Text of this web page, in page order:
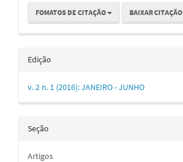
FOMATOS DE CITAÇÃO BAIXAR CITAÇÃO
Edição
v. 2 n. 1 (2016): JANEIRO - JUNHO
Seção
Artigos